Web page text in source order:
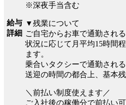
給与
詳細
※深夜手当含む
▼残業について
ご自宅からお車で通勤される
状況に応じて月平均15時間
ます。
乗合いタクシーで通勤される
送迎の時間の都合上、基本
＼前払い制度使えます／
ご入社後の稼働分で前払い